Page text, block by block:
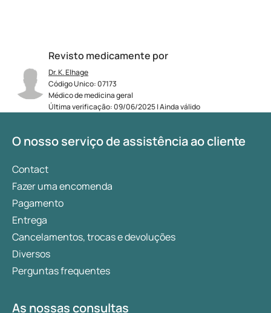
Revisto medicamente por
Dr. K. Elhage
Código Unico: 07173
Médico de medicina geral
Última verificação: 09/06/2025 | Ainda válido
O nosso serviço de assistência ao cliente
Contact
Fazer uma encomenda
Pagamento
Entrega
Cancelamentos, trocas e devoluções
Diversos
Perguntas frequentes
As nossas consultas